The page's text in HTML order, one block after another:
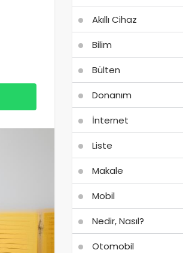
Akıllı Cihaz
Bilim
Bülten
Donanım
İnternet
Liste
Makale
Mobil
Nedir, Nasıl?
Otomobil